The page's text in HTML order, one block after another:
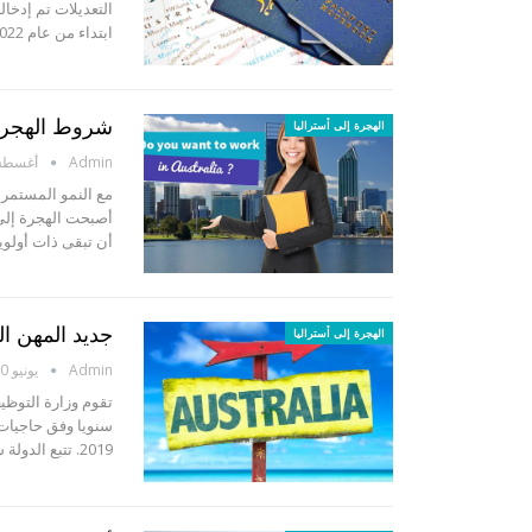
التعديلات تم
ابتداء من عام 2022، وهي تأشيرة صاحب العمل وبرنامج…
الهجرة إلى أستراليا شروط
Admin أغسطس
مع النمو
أن تبقى ذات أولوية حتى نهاية
الهجرة إلى أستراليا جديد المهن
Admin يونيو 20, 2019
تقوم وزارة
سنويا وفق
2019. تتبع الدولة سياسة تقنين الهجرة إليها دون إغلاقها تماما، حيث تهدف…